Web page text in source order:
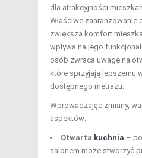
dla atrakcyjności
Właściwe zaaranżowanie
zwiększa komfort
wpływa na jego
osób zwraca uwagę na
które sprzyjają lepszemu
dostępnego metrażu.
Wprowadzając zmiany,
aspektów:
Otwarta kuchnia –
salonem może stworzyć